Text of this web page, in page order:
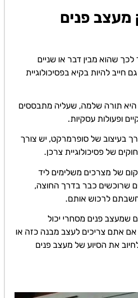
פנים
שהוא מבין דבר או שניים
חייב להיות בקיא בפסיכולוגיית
היא תורה שלמה, שעליה מתבססים
ופעולות עסקיות.
בעיצוב של סופרמרקט, יש צורך
של פסיכולוגיית צרכן.
של מצרכים משלימים ליד
שרוכשים כבר בדרך החוצה,
לרכוש אותם.
שמעצב פנים מסחרי יכול
אתם צריכים לעצב מבנה כזה או
את הסיוע של מעצב פנים